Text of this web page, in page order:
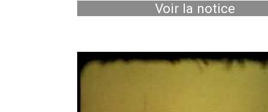
Voir la notice